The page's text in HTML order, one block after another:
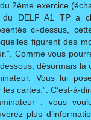
2ème exercice
DELF A1 TP a
ci-dessus,
figurent des
Comme vous
désormais la
Vous lui
les cartes.”. C’est-à-
: vous
plus